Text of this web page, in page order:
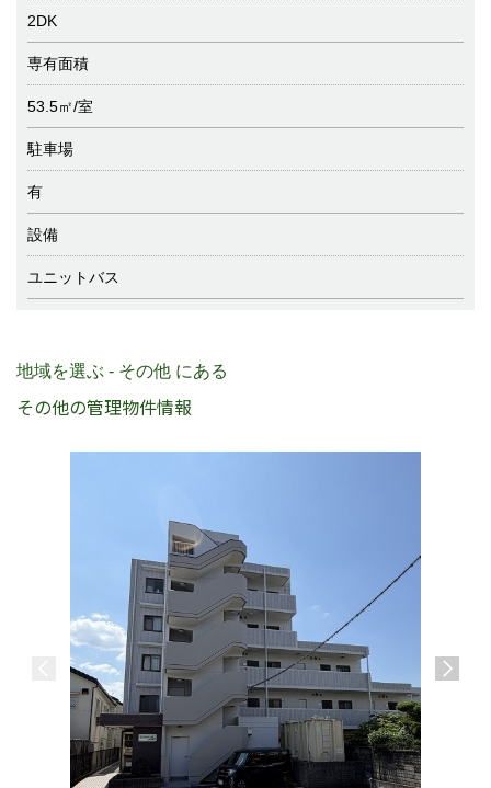
2DK
専有面積
53.5㎡/室
駐車場
有
設備
ユニットバス
地域を選ぶ - その他 にある
その他の管理物件情報